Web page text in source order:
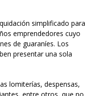
simplificado para
emprendedores cuyo
de guaraníes. Los
presentar una sola
lomiterías, despensas,
entre otros, que no